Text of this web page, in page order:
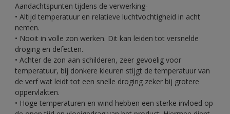
Aandachtspunten tijdens de verwerking-
• Altijd temperatuur en relatieve luchtvochtigheid in acht
nemen.
• Nooit in volle zon werken. Dit kan leiden tot versnelde
droging en defecten.
• Achter de zon aan schilderen, zeer gevoelig voor
temperatuur, bij donkere kleuren stijgt de temperatuur van
de verf wat leidt tot een snelle droging zeker bij grotere
oppervlakten.
• Hoge temperaturen en wind hebben een sterke invloed op